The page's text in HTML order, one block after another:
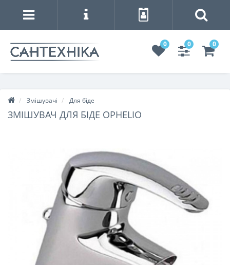
0 0 0
Змішувачі Для біде
ЗМІШУВАЧ ДЛЯ БІДЕ OPHELIO